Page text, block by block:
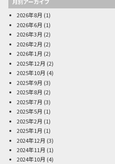
2026年8月 (1)
2026年6月 (1)
2026年3月 (2)
2026年2月 (2)
2026年1月 (2)
2025年12月 (2)
2025年10月 (4)
2025年9月 (3)
2025年8月 (2)
2025年7月 (3)
2025年5月 (1)
2025年2月 (1)
2025年1月 (1)
2024年12月 (3)
2024年11月 (1)
2024年10月 (4)